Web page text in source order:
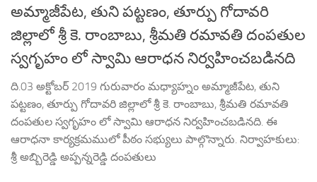
అమ్మాజీపేట, తుని పట్టణం, తూర్పు గోదావరి
జిల్లాలో శ్రీ కె. రాంబాబు, శ్రీమతి రమావతి దంపతుల
స్వగృహం లో స్వామి ఆరాధన నిర్వహించబడినది
ది.03 అక్టోబర్ 2019 గురువారం మధ్యాహ్నం అమ్మాజీపేట, తుని
పట్టణం, తూర్పు గోదావరి జిల్లాలో శ్రీ కె. రాంబాబు, శ్రీమతి రమావతి
దంపతుల స్వగృహం లో స్వామి ఆరాధన నిర్వహించబడినది. ఈ
ఆరాధనా కార్యక్రమములో పీఠం సభ్యులు పాల్గొన్నారు. నిర్వాహకులు:
శ్రీ అబ్బిరెడ్డి అప్పన్నరెడ్డి దంపతులు